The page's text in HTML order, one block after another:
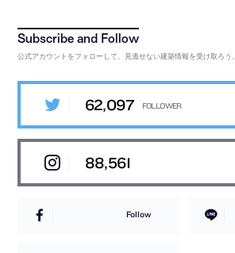
公式アカウントをフォローして、見逃せない建築情報を受け取ろう。
62,097
88,561
Follow